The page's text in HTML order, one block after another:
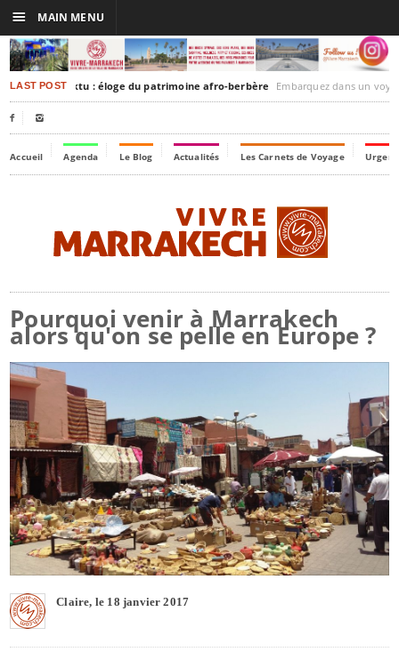
LAST POST
Timbuktu : éloge du patrimoine afro-berbère Embarquez dans un voyage culturel dans le
 
Accueil Agenda Le Blog Actualités Les Carnets de Voyage
Pourquoi venir à Marrakech
alors qu'on se pelle en Europe ?
Claire, le 18 janvier 2017
☰ MAIN MENU